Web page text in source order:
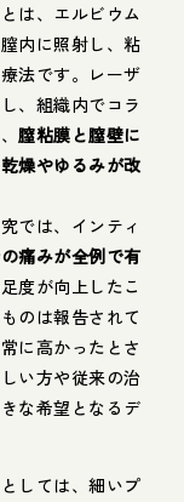
は、エルビウム
内に照射し、粘
法です。レーザ
、組織内でコラ
膣粘膜と膣壁に
燥やゆるみが改
では、インティ
痛みが全例で有
度が向上したこ
のは報告されて
に高かったとさ
い方や従来の治
な希望となるデ
しては、細いプ